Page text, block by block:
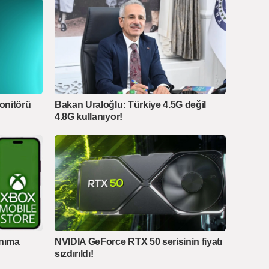
Bakan Uraloğlu: Türkiye 4.5G değil
4.8G kullanıyor!
NVIDIA GeForce RTX 50 serisinin fiyatı
sızdırıldı!